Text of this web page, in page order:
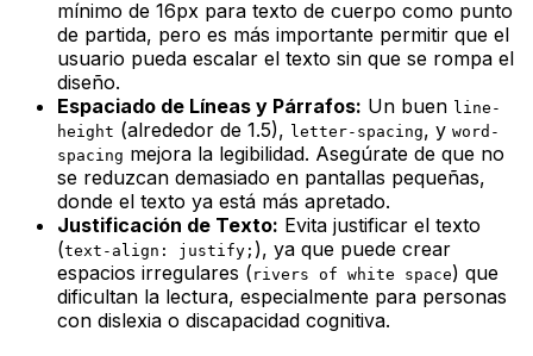
mínimo de 16px para texto de cuerpo como punto
de partida, pero es más importante permitir que el
usuario pueda escalar el texto sin que se rompa el
diseño.
Espaciado de Líneas y Párrafos: Un buen line-
height (alrededor de 1.5), letter-spacing, y word-
spacing mejora la legibilidad. Asegúrate de que no
se reduzcan demasiado en pantallas pequeñas,
donde el texto ya está más apretado.
Justificación de Texto: Evita justificar el texto
(text-align: justify; ), ya que puede crear
espacios irregulares ( rivers of white space) que
dificultan la lectura, especialmente para personas
con dislexia o discapacidad cognitiva.